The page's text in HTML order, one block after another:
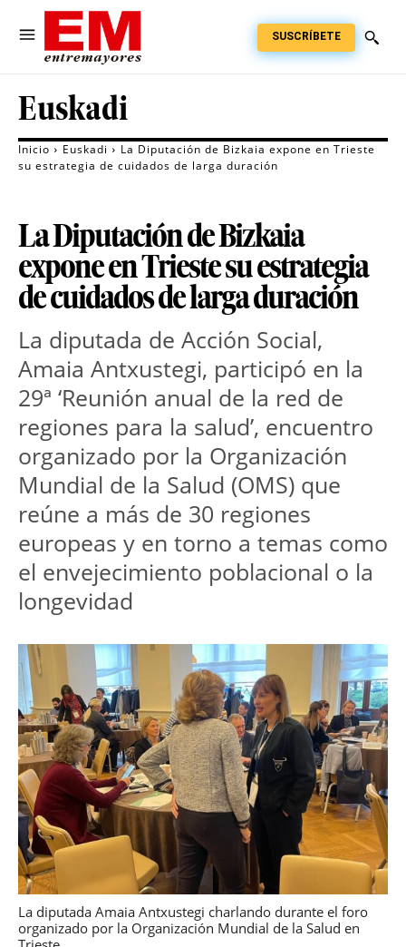
SUSCRÍBETE
Euskadi
Inicio Euskadi
La Diputación de Bizkaia expone en Trieste
su estrategia de cuidados de larga duración
La Diputación de Bizkaia
expone en Trieste su estrategia
de cuidados de larga duración
La diputada de Acción Social,
Amaia Antxustegi, participó en la
29ª ‘Reunión anual de la red de
regiones para la salud’, encuentro
organizado por la Organización
Mundial de la Salud (OMS) que
reúne a más de 30 regiones
europeas y en torno a temas como
el envejecimiento poblacional o la
longevidad
La diputada Amaia Antxustegi charlando durante el foro
organizado por la Organización Mundial de la Salud en